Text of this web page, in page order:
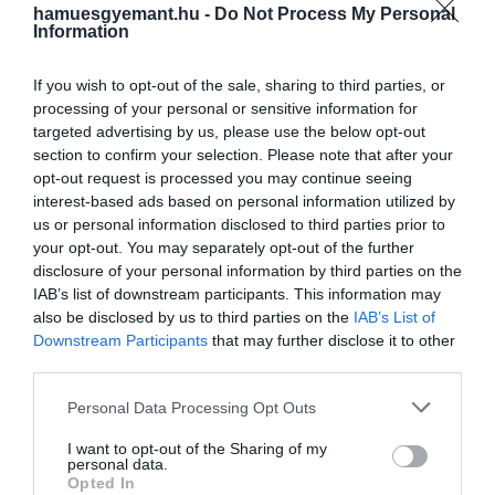
hamuesgyemant.hu - Do Not Process My Personal
Information
If you wish to opt-out of the sale, sharing to third parties, or
processing of your personal or sensitive information for
targeted advertising by us, please use the below opt-out
section to confirm your selection. Please note that after your
opt-out request is processed you may continue seeing
interest-based ads based on personal information utilized by
us or personal information disclosed to third parties prior to
your opt-out. You may separately opt-out of the further
disclosure of your personal information by third parties on the
IAB’s list of downstream participants. This information may
also be disclosed by us to third parties on the IAB’s List of
Downstream Participants that may further disclose it to other
Please note that this website/app uses one or more Google
not limited to your visit or usage behaviour. You may click to
grant or deny consent to Google and its third-party tags to
Personal Data Processing Opt Outs
I want to opt-out of the Sharing of my
personal data.
Opted In